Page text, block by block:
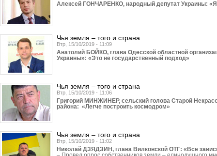
Алексей ГОНЧАРЕНКО, народный депутат Украины: «Я
Чья земля – того и страна
Втр, 15/10/2019 - 11:09
Анатолий БОЙКО, глава Одесской областной
Украины»: «Это не государственный подход»
Чья земля – того и страна
Втр, 15/10/2019 - 11:06
Григорий МИНЖИНЕР, сельский голова Старой
района: «Легче построить космодром»
Чья земля – того и страна
Втр, 15/10/2019 - 11:02
Николай ДЗЯДЗИН, глава Вилковской ОТГ: «Все